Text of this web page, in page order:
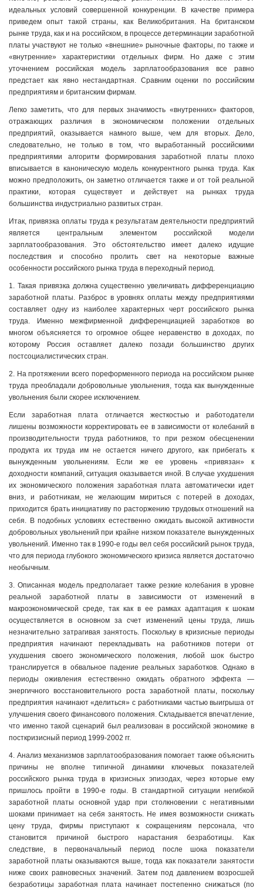
идеальных условий совершенной конкуренции. В качестве примера
приведем опыт такой страны, как Великобритания. На британском
рынке труда, как и на российском, в процессе детерминации заработной
платы участвуют не только «внешние» рыночные факторы, по также и
«внутренние» характеристики отдельных фирм. Но даже с этим
уточнением российская модель зарплатообразования все равно
предстает как явно нестандартная. Сравним оценки по российским
предприятиям и британским фирмам.
Легко заметить, что для первых значимость «внутренних» факторов,
отражающих различия в экономическом положении отдельных
предприятий, оказывается намного выше, чем для вторых. Дело,
следовательно, не только в том, что выработанный российскими
предприятиями алгоритм формирования заработной платы плохо
вписывается в каноническую модель конкурентного рынка труда. Как
можно предположить, он заметно отличается также и от той реальной
практики, которая существует и действует на рынках труда
большинства индустриально развитых стран.
Итак, привязка оплаты труда к результатам деятельности предприятий
является центральным элементом российской модели
зарплатообразования. Это обстоятельство имеет далеко идущие
последствия и способно пролить свет на некоторые важные
особенности российского рынка труда в переходный период.
1. Такая привязка должна существенно увеличивать дифференциацию
заработной платы. Разброс в уровнях оплаты между предприятиями
составляет одну из наиболее характерных черт российского рынка
труда. Именно межфирменной дифференциацией заработков во
многом объясняется то огромное общее неравенство в доходах, по
которому Россия оставляет далеко позади большинство других
постсоциалистических стран.
2. На протяжении всего пореформенного периода на российском рынке
труда преобладали добровольные увольнения, тогда как вынужденные
увольнения были скорее исключением.
Если заработная плата отличается жесткостью и работодатели
лишены возможности корректировать ее в зависимости от колебаний в
производительности труда работников, то при резком обесценении
продукта их труда им не остается ничего другого, как прибегать к
вынужденным увольнениям. Если же ее уровень «привязан» к
доходности компаний, ситуация оказывается иной. В случае ухудшения
их экономического положения заработная плата автоматически идет
вниз, и работникам, не желающим мириться с потерей в доходах,
приходится брать инициативу по расторжению трудовых отношений на
себя. В подобных условиях естественно ожидать высокой активности
добровольных увольнений при крайне низком показателе вынужденных
увольнений. Именно так в 1990-е годы вел себя российский рынок труда,
что для периода глубокого экономического кризиса является достаточно
необычным.
3. Описанная модель предполагает также резкие колебания в уровне
реальной заработной платы в зависимости от изменений в
макроэкономической среде, так как в ее рамках адаптация к шокам
осуществляется в основном за счет изменений цены труда, лишь
незначительно затрагивая занятость. Поскольку в кризисные периоды
предприятия начинают перекладывать на работников потери от
ухудшения своего экономического положения, любой шок быстро
транслируется в обвальное падение реальных заработков. Однако в
периоды оживления естественно ожидать обратного эффекта —
энергичного восстановительного роста заработной платы, поскольку
предприятия начинают «делиться» с работниками частью выигрыша от
улучшения своего финансового положения. Складывается впечатление,
что именно такой сценарий был реализован в российской экономике в
посткризисный период 1999-2002 гг.
4. Анализ механизмов зарплатообразования помогает также объяснить
причины не вполне типичной динамики ключевых показателей
российского рынка труда в кризисных эпизодах, через которые ему
пришлось пройти в 1990-е годы. В стандартной ситуации негибкой
заработной платы основной удар при столкновении с негативными
шоками принимает на себя занятость. Не имея возможности снижать
цену труда, фирмы приступают к сокращениям персонала, что
становится причиной быстрого нарастания безработицы. Как
следствие, в первоначальный период после шока показатели
заработной платы оказываются выше, тогда как показатели занятости
ниже своих равновесных значений. Затем под давлением возросшей
безработицы заработная плата начинает постепенно снижаться (по